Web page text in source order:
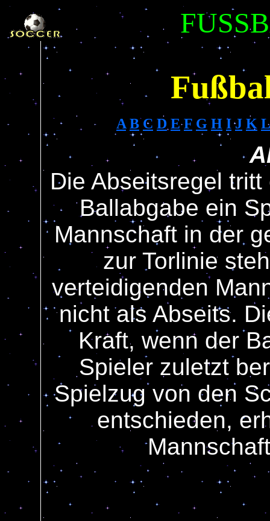
A B C D E F G H I J K L
Die Abseitsregel
Ballabgabe ein
Mannschaft in der
zur Torlinie
verteidigenden
nicht als Abseits.
Kraft, wenn der
Spieler zuletzt
Spielzug von den
entschieden,